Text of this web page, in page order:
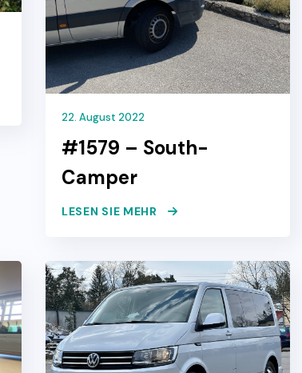
22. August 2022
#1579 – South-
Camper
LESEN SIE MEHR